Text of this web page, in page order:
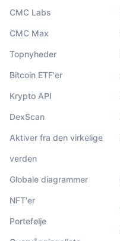
CMC Labs
CMC Max
Topnyheder
Bitcoin ETF'er
Krypto API
DexScan
Aktiver fra den virkelige
verden
Globale diagrammer
NFT'er
Portefølje